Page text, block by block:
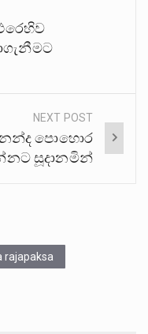
NEXT POST
පොහොර
සූදානමින්
rajapaksa